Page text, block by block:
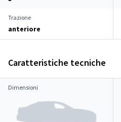
Trazione
anteriore
Caratteristiche tecniche
Dimensioni